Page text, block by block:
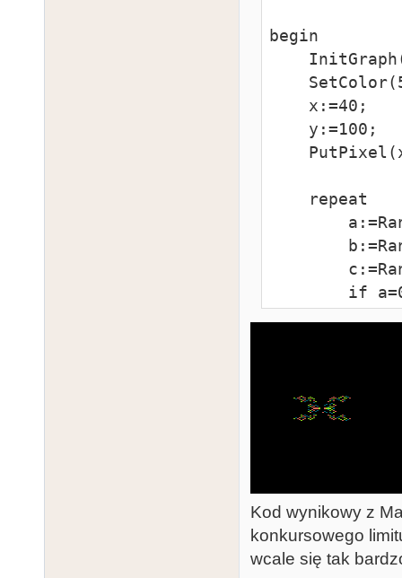
begin
        if x>79 then x:=79;
        SetColor(c);
        PutPixel(x,y);
        PutPixel(x,191-y);
Kod wynikowy z
konkursowego
wcale się tak